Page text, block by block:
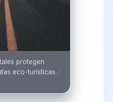
protegen
eco-turísticas. ·